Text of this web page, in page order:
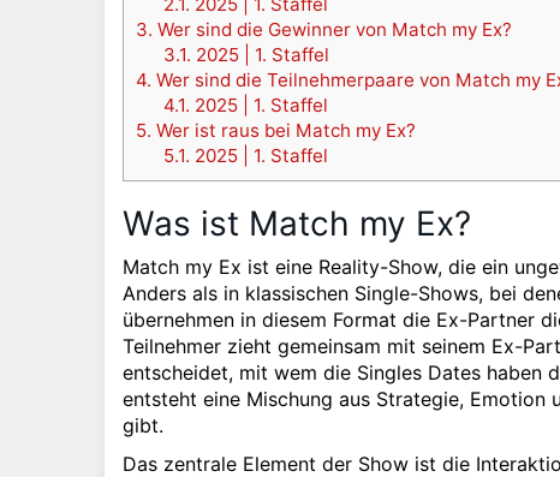
3. Wer sind die Gewinner von Match my Ex?
3.1. 2025 | 1. Staffel
4. Wer sind die Teilnehmerpaare von Match my
4.1. 2025 | 1. Staffel
5. Wer ist raus bei Match my Ex?
5.1. 2025 | 1. Staffel
Was ist Match my Ex?
Match my Ex ist eine Reality-Show, die ein
Anders als in klassischen Single-Shows, bei
übernehmen in diesem Format die Ex-Partner
Teilnehmer zieht gemeinsam mit seinem Ex-
entscheidet, mit wem die Singles Dates haben
entsteht eine Mischung aus Strategie, Emotion
gibt.
Das zentrale Element der Show ist die